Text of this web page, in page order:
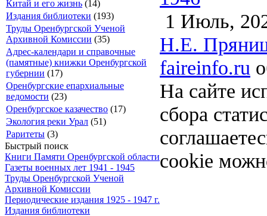
Китай и его жизнь (14)
Издания библиотеки (193)
Труды Оренбургской Ученой
Архивной Комиссии (35)
Адрес-календари и справочные
(памятные) книжки Оренбургской
губернии (17)
Оренбургские епархиальные
ведомости (23)
Оренбургское казачество (17)
Экология реки Урал (51)
Раритеты (3)
Быстрый поиск
Книги Памяти Оренбургской области
Газеты военных лет 1941 - 1945
Труды Оренбургской Ученой
Архивной Комиссии
Периодические издания 1925 - 1947 г.
Издания библиотеки
1 Июль,
Н.Е.
faireinfo.ru
На сайте
сбора
cookie